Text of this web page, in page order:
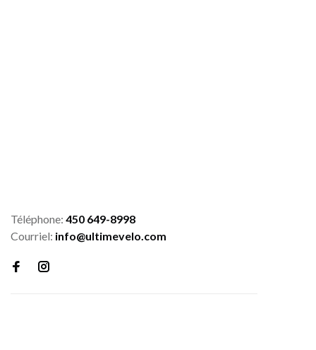
Téléphone: 450 649-8998
Courriel: info@ultimevelo.com